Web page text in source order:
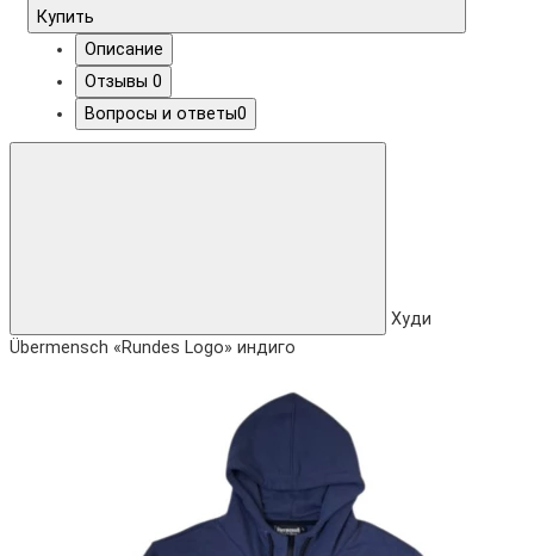
Купить
Описание
Отзывы 0
Вопросы и ответы0
Худи
Übermensch «Rundes Logo» индиго